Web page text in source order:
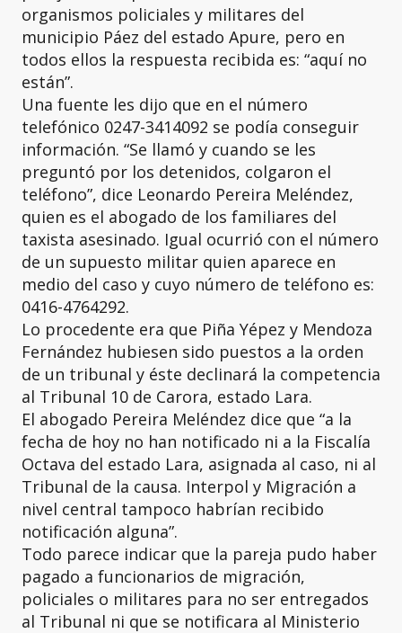
organismos policiales y militares del
municipio Páez del estado Apure, pero en
todos ellos la respuesta recibida es: “aquí no
están”.
Una fuente les dijo que en el número
telefónico 0247-3414092 se podía conseguir
información. “Se llamó y cuando se les
preguntó por los detenidos, colgaron el
teléfono”, dice Leonardo Pereira Meléndez,
quien es el abogado de los familiares del
taxista asesinado. Igual ocurrió con el número
de un supuesto militar quien aparece en
medio del caso y cuyo número de teléfono es:
0416-4764292.
Lo procedente era que Piña Yépez y Mendoza
Fernández hubiesen sido puestos a la orden
de un tribunal y éste declinará la competencia
al Tribunal 10 de Carora, estado Lara.
El abogado Pereira Meléndez dice que “a la
fecha de hoy no han notificado ni a la Fiscalía
Octava del estado Lara, asignada al caso, ni al
Tribunal de la causa. Interpol y Migración a
nivel central tampoco habrían recibido
notificación alguna”.
Todo parece indicar que la pareja pudo haber
pagado a funcionarios de migración,
policiales o militares para no ser entregados
al Tribunal ni que se notificara al Ministerio